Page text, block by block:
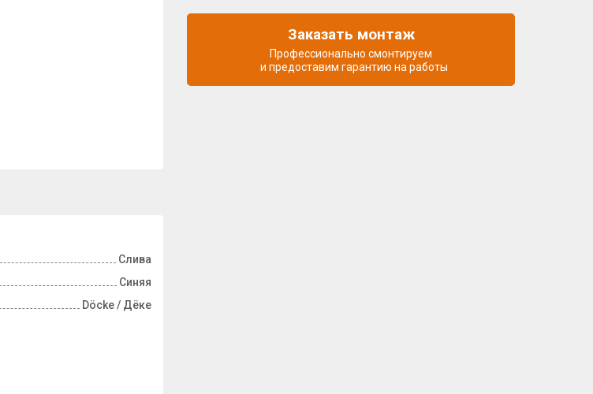
Слива
Синяя
Döcke / Дёке
Заказать монтаж
Профессионально смонтируем
и предоставим гарантию на работы